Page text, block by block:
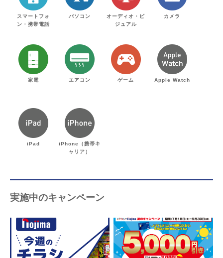
スマートフォ
ン・携帯電話
パソコン
オーディオ・ビ
ジュアル
カメラ
家電 エアコン ゲーム Apple Watch
iPad
iPhone（携帯キ
ャリア）
実施中のキャンペーン